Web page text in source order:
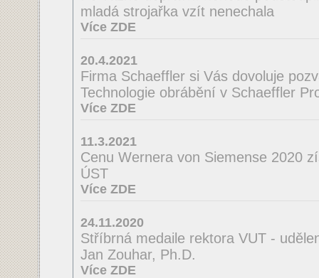
mladá strojařka vzít nenechala
Více ZDE
20.4.2021
Firma Schaeffler si Vás dovoluje
Technologie obrábění v Schaeffler
Více ZDE
11.3.2021
Cenu Wernera von Siemense 2020
ÚST
Více ZDE
24.11.2020
Stříbrná medaile rektora VUT -
Jan Zouhar, Ph.D.
Více ZDE